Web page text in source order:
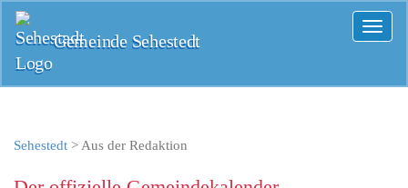
Gemeinde Sehestedt
Sehestedt > Aus der Redaktion